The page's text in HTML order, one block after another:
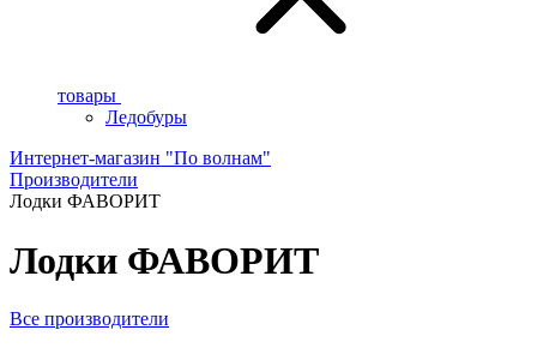
товары
Ледобуры
Интернет-магазин "По волнам"
Производители
Лодки ФАВОРИТ
Лодки ФАВОРИТ
Все производители